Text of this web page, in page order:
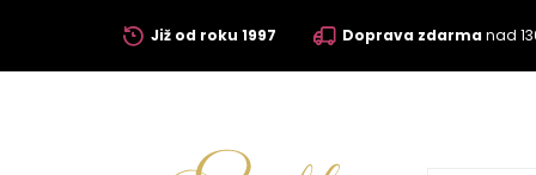
Již od roku 1997 Doprava zdarmanad